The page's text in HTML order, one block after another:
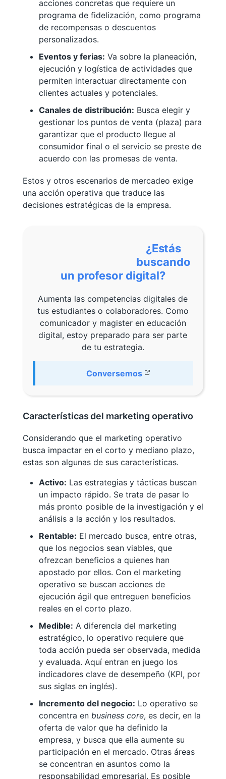
acciones concretas que requiere un
programa de fidelización, como programa
de recompensas o descuentos
personalizados.
Eventos y ferias: Va sobre la planeación,
ejecución y logística de actividades que
permiten interactuar directamente con
clientes actuales y potenciales.
Canales de distribución: Busca elegir y
gestionar los puntos de venta (plaza) para
garantizar que el producto llegue al
consumidor final o el servicio se preste de
acuerdo con las promesas de venta.
Estos y otros escenarios de mercadeo exige
una acción operativa que traduce las
decisiones estratégicas de la empresa.
¿Estás
buscando
un profesor digital?
Aumenta las competencias digitales de
tus estudiantes o colaboradores. Como
comunicador y magister en educación
digital, estoy preparado para ser parte
de tu estrategia.
Conversemos
Características del marketing operativo
Considerando que el marketing operativo
busca impactar en el corto y mediano plazo,
estas son algunas de sus características.
Activo: Las estrategias y tácticas buscan
un impacto rápido. Se trata de pasar lo
más pronto posible de la investigación y el
análisis a la acción y los resultados.
Rentable: El mercado busca, entre otras,
que los negocios sean viables, que
ofrezcan beneficios a quienes han
apostado por ellos. Con el marketing
operativo se buscan acciones de
ejecución ágil que entreguen beneficios
reales en el corto plazo.
Medible: A diferencia del marketing
estratégico, lo operativo requiere que
toda acción pueda ser observada, medida
y evaluada. Aquí entran en juego los
indicadores clave de desempeño (KPI, por
sus siglas en inglés).
Incremento del negocio: Lo operativo se
concentra en business core, es decir, en la
oferta de valor que ha definido la
empresa, y busca que ella aumente su
participación en el mercado. Otras áreas
se concentran en asuntos como la
responsabilidad empresarial. Es posible